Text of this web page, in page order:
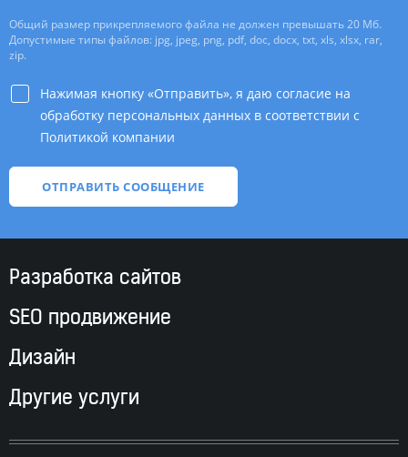
Общий размер прикрепляемого файла не должен превышать 20 Мб.
Допустимые типы файлов: jpg, jpeg, png, pdf, doc, docx, txt, xls, xlsx, rar,
zip.
Нажимая кнопку «Отправить», я даю согласие на
обработку персональных данных в соответствии с
Политикой компании
Разработка сайтов
SEO продвижение
Дизайн
Другие услуги